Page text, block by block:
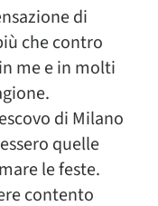
di
che contro
me e in molti
di Milano
quelle
le feste.
contento